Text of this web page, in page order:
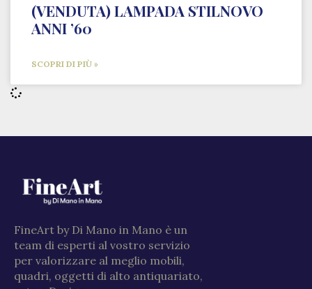
(VENDUTA) LAMPADA STILNOVO
ANNI ’60
SCOPRI DI PIÙ »
FineArt by Di Mano in Mano è un
team di esperti al vostro servizio
per valorizzare al meglio mobili,
quadri, oggetti di alto antiquariato,